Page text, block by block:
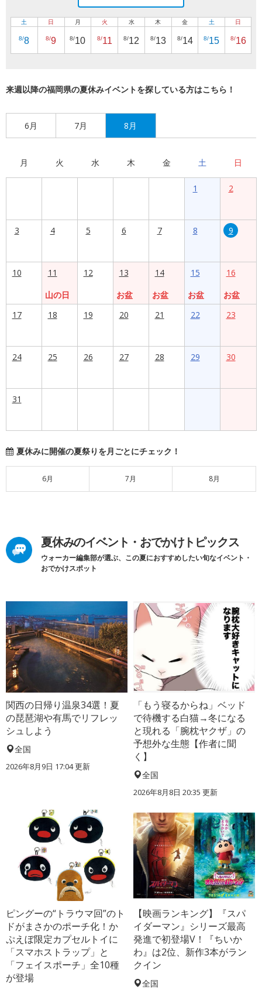
土
8/8
日
8/9
月
8/10
火
8/11
水
8/12
木
8/13
金
8/14
土
8/15
日
8/16
来週以降の福岡県の夏休みイベントを探している方はこちら！
6月 7月 8月
月 火 水 木 金 土 日
1 2
3 4 5 6 7 8 9
10
11
山の日
12
13
お盆
14
お盆
15
お盆
16
お盆
17
18 19 20 21 22 23
24 25 26 27 28 29 30
31
夏休みに開催の夏祭りを月ごとにチェック！
6月 7月 8月
夏休みのイベント・おでかけトピックス
ウォーカー編集部が選ぶ、この夏におすすめしたい旬なイベント・
おでかけスポット
関西の日帰り温泉34選！夏
の琵琶湖や有馬でリフレッ
シュしよう
全国
2026年8月9日 17:04更新
「もう寝るからね」ベッド
で待機する白猫→冬になる
と現れる「腕枕ヤクザ」の
予想外な生態【作者に聞
く】
全国
2026年8月8日 20:35 更新
ピングーの“トラウマ回”のト
ドがまさかのポーチ化！か
ぷえぼ限定カプセルトイに
「スマホストラップ」と
「フェイスポーチ」全10種
が登場
【映画ランキング】『スパ
イダーマン』シリーズ最高
発進で初登場V！『ちいか
わ』は2位、新作3本がラン
クイン
全国